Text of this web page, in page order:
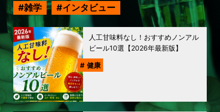
雑学
インタビュー
人工甘味料なし！おすすめノンアル
ビール10選【2026年最新版】
健康